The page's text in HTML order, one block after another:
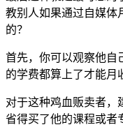
教别人如果通过自媒体
的？
首先，你可以观察他自
的学费都算上了才能月
对于这种鸡血贩卖者，
省得买了他的课程或者